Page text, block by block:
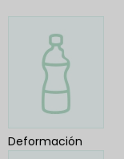
Deformación